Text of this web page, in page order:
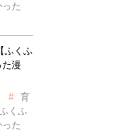
った
ふくふ
た漫
育
ふくふ
った